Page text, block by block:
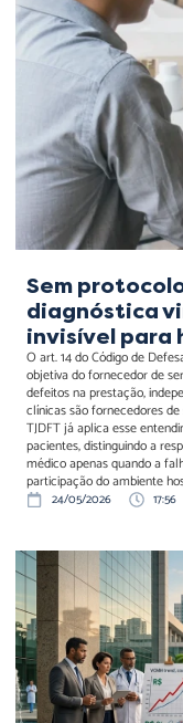
vira
invisível
Sem
diagnóstica
invisível para
O art. 14 do Código de
objetiva do fornecedor de
defeitos na prestação,
clínicas são fornecedores
TJDFT já aplica esse
pacientes, distinguindo a
médico apenas quando a
participação do ambiente
24/05/2026 17:56
O